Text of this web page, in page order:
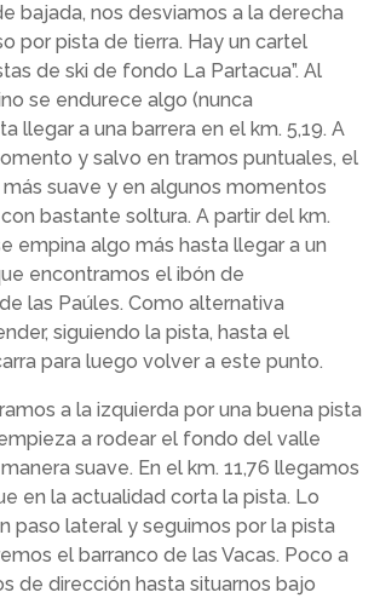
bajada, nos desviamos a la derecha
por pista de tierra. Hay un cartel
de ski de fondo La Partacua”. Al
se endurece algo (nunca
llegar a una barrera en el km. 5,19. A
y salvo en tramos puntuales, el
suave y en algunos momentos
bastante soltura. A partir del km.
empina algo más hasta llegar a un
encontramos el ibón de
las Paúles. Como alternativa
siguiendo la pista, hasta el
para luego volver a este punto.
a la izquierda por una buena pista
a rodear el fondo del valle
suave. En el km. 11,76 llegamos
en la actualidad corta la pista. Lo
paso lateral y seguimos por la pista
el barranco de las Vacas. Poco a
de dirección hasta situarnos bajo